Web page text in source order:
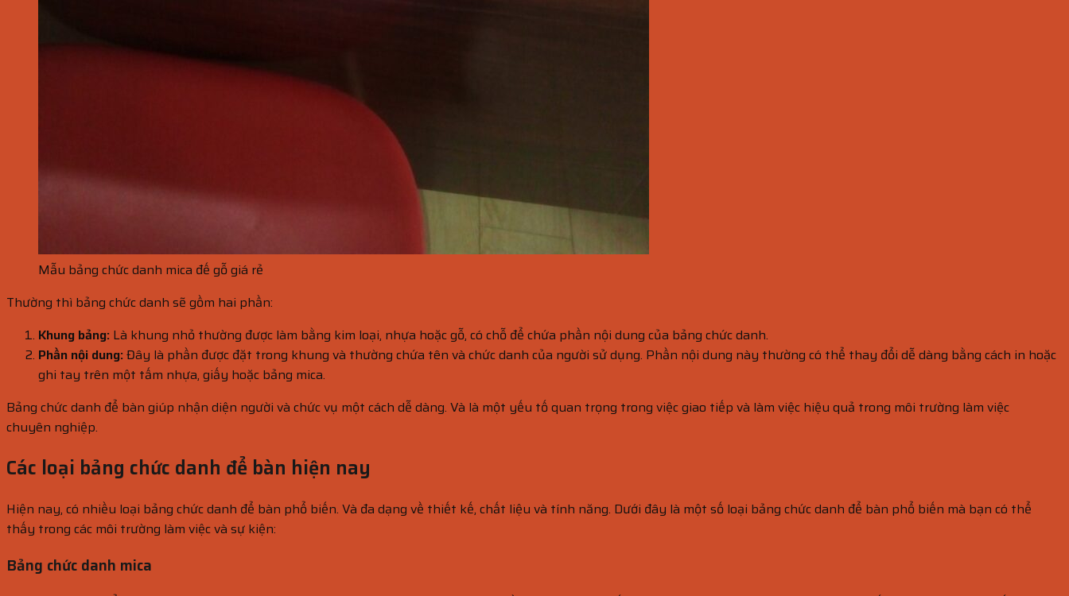
Mẫu bảng chức danh mica đế gỗ giá rẻ
Thường thì bảng chức danh sẽ gồm hai phần:
Khung bảng: Là khung nhỏ thường được làm bằng kim loại, nhựa hoặc gỗ, có chỗ để chứa phần nội dung của bảng chức danh.
Phần nội dung:Đây là phần được đặt trong khung và thường chứa tên và chức danh của người sử dụng. Phần nội dung này thường có thể thay đổi dễ dàng bằng cách in hoặc
ghi tay trên một tấm nhựa, giấy hoặc bảng mica.
Bảng chức danh để bàn giúp nhận diện người và chức vụ một cách dễ dàng. Và là một yếu tố quan trọng trong việc giao tiếp và làm việc hiệu quả trong môi trường làm việc
chuyên nghiệp.
Các loại bảng chức danh để bàn hiện nay
Hiện nay, có nhiều loại bảng chức danh để bàn phổ biến. Và đa dạng về thiết kế, chất liệu và tính năng. Dưới đây là một số loại bảng chức danh để bàn phổ biến mà bạn có thể
thấy trong các môi trường làm việc và sự kiện:
Bảng chức danh mica